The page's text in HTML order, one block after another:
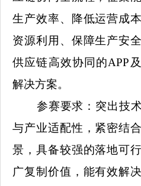
生产效率、降低运营成
资源利用、保障生产安
供应链高效协同的APP
解决方案。
参赛要求：突出技
与产业适配性，紧密结
景，具备较强的落地可
广复制价值，能有效解